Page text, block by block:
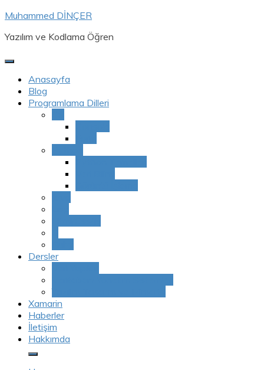
Skip
content
Muhammed DİNÇER
Yazılım ve Kodlama Öğren
Anasayfa
Blog
Programlama Dilleri
Dersler
Xamarin
Haberler
İletişim
Hakkımda